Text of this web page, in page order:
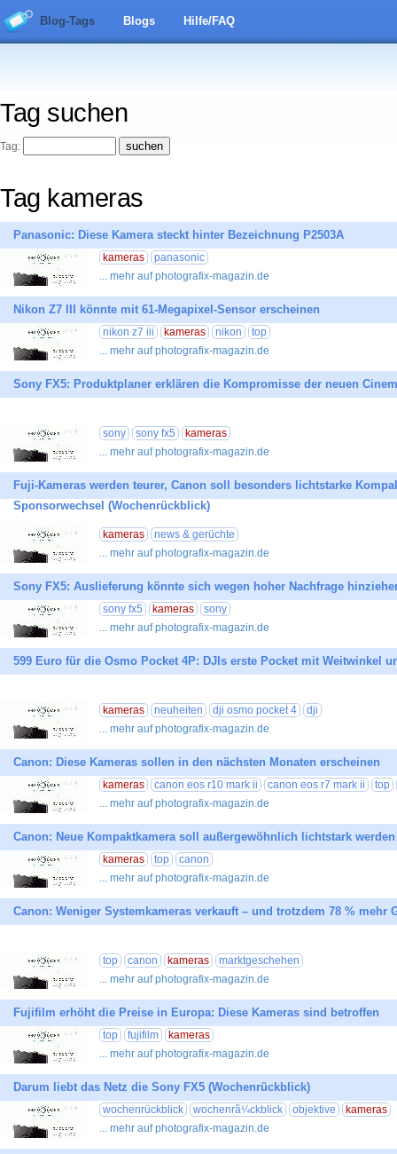
Blog-Tags Blogs Hilfe/FAQ
Tag suchen
Tag:
Tag kameras
Panasonic: Diese Kamera steckt hinter Bezeichnung P2503A
kameras
panasonic
... mehr auf photografix-magazin.de
Nikon Z7 III könnte mit 61-Megapixel-Sensor erscheinen
nikon z7 iii kameras nikon
top
... mehr auf photografix-magazin.de
Sony FX5: Produktplaner erklären die Kompromisse der neuen
sony sony fx5
kameras
... mehr auf photografix-magazin.de
Fuji-Kameras werden teurer, Canon soll besonders lichtstarke
Sponsorwechsel (Wochenrückblick)
kameras
news & gerüchte
... mehr auf photografix-magazin.de
Sony FX5: Auslieferung könnte sich wegen hoher Nachfrage
sony fx5 kameras
sony
... mehr auf photografix-magazin.de
599 Euro für die Osmo Pocket 4P: DJIs erste Pocket mit Weitwinkel
kameras neuheiten dji osmo pocket 4
dji
... mehr auf photografix-magazin.de
Canon: Diese Kameras sollen in den nächsten Monaten erscheinen
kameras canon eos r10 mark ii canon eos r7 mark ii
top
... mehr auf photografix-magazin.de
Canon: Neue Kompaktkamera soll außergewöhnlich lichtstark werden
kameras top
canon
... mehr auf photografix-magazin.de
Canon: Weniger Systemkameras verkauft – und trotzdem 78 % mehr
top canon kameras
marktgeschehen
... mehr auf photografix-magazin.de
Fujifilm erhöht die Preise in Europa: Diese Kameras sind betroffen
top fujifilm
kameras
... mehr auf photografix-magazin.de
Darum liebt das Netz die Sony FX5 (Wochenrückblick)
wochenrückblick wochenrã¼ckblick objektive
kameras
... mehr auf photografix-magazin.de